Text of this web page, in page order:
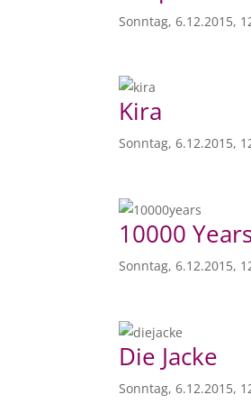
Sonntag, 6.12.2015,
Kira
Sonntag, 6.12.2015,
10000
Sonntag, 6.12.2015,
Die Jacke
Sonntag, 6.12.2015,